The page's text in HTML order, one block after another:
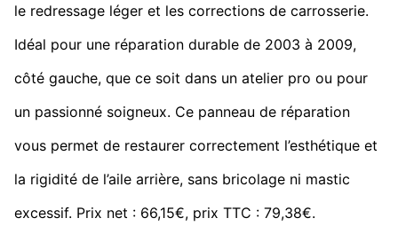
le redressage léger et les corrections de carrosserie.
Idéal pour une réparation durable de 2003 à 2009,
côté gauche, que ce soit dans un atelier pro ou pour
un passionné soigneux. Ce panneau de réparation
vous permet de restaurer correctement l’esthétique et
la rigidité de l’aile arrière, sans bricolage ni mastic
excessif. Prix net : 66,15€, prix TTC : 79,38€.